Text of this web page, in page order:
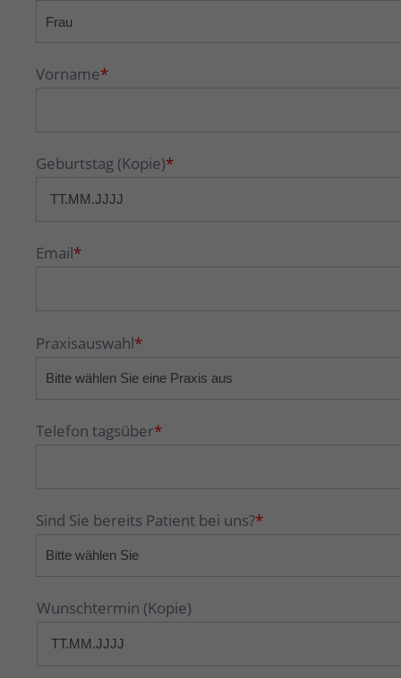
Vorname*
Geburtstag (Kopie)*
Email*
Praxisauswahl*
Telefon tagsüber*
Sind Sie bereits Patient bei uns?*
Wunschtermin (Kopie)